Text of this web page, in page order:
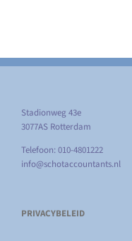
Stadionweg 43e
3077AS Rotterdam
Telefoon: 010-4801222
info@schotaccountants.nl
PRIVACYBELEID